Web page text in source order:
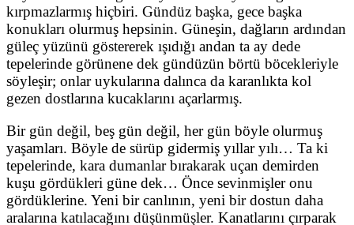
kırpmazlarmış hiçbiri. Gündüz başka, gece başka
konukları olurmuş hepsinin. Güneşin, dağların ardından
güleç yüzünü göstererek ışıdığı andan ta ay dede
tepelerinde görünene dek gündüzün börtü böcekleriyle
söyleşir; onlar uykularına dalınca da karanlıkta kol
gezen dostlarına kucaklarını açarlarmış.
Bir gün değil, beş gün değil, her gün böyle olurmuş
yaşamları. Böyle de sürüp gidermiş yıllar yılı… Ta ki
tepelerinde, kara dumanlar bırakarak uçan demirden
kuşu gördükleri güne dek… Önce sevinmişler onu
gördüklerine. Yeni bir canlının, yeni bir dostun daha
aralarına katılacağını düşünmüşler. Kanatlarını çırparak